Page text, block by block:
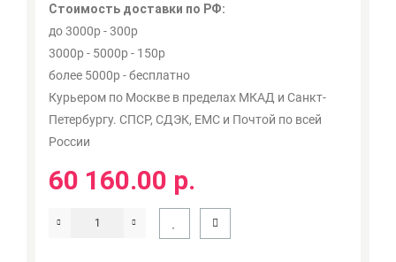
Стоимость доставки по РФ:
до 3000р - 300р
3000р - 5000р - 150р
более 5000р - бесплатно
Курьером по Москве в пределах МКАД и Санкт-
Петербургу. СПСР, СДЭК, ЕМС и Почтой по всей
России
60 160.00 р.